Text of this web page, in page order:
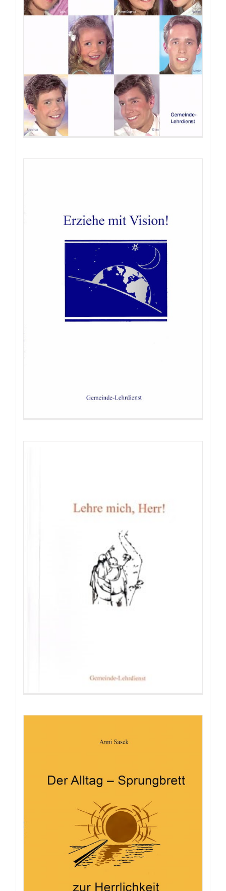
Buch: Erziehe mit Vision!
Buch: Lehre mich, Herr!
Buch: Der Alltag – Sprungbrett zur
Herrlichkeit
Broschüre: Das brausende Meer